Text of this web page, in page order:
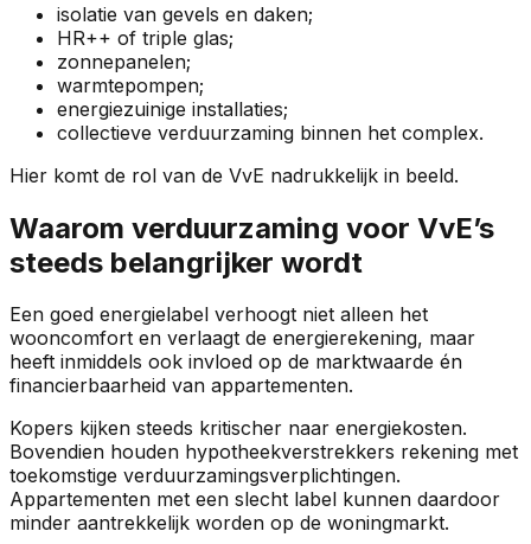
isolatie van gevels en daken;
HR++ of triple glas;
zonnepanelen;
warmtepompen;
energiezuinige installaties;
collectieve verduurzaming binnen het complex.
Hier komt de rol van de VvE nadrukkelijk in beeld.
Waarom verduurzaming voor VvE’s
steeds belangrijker wordt
Een goed energielabel verhoogt niet alleen het
wooncomfort en verlaagt de energierekening, maar
heeft inmiddels ook invloed op de marktwaarde én
financierbaarheid van appartementen.
Kopers kijken steeds kritischer naar energiekosten.
Bovendien houden hypotheekverstrekkers rekening met
toekomstige verduurzamingsverplichtingen.
Appartementen met een slecht label kunnen daardoor
minder aantrekkelijk worden op de woningmarkt.